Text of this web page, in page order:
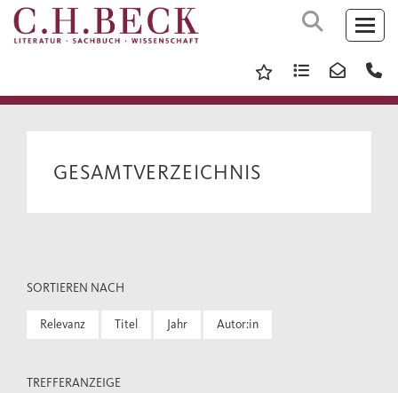
GESAMTVERZEICHNIS
SORTIEREN NACH
Relevanz Titel Jahr Autor:in
TREFFERANZEIGE